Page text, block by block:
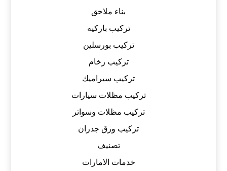
بناء ملاحق
تركيب باركيه
تركيب بورسلين
تركيب رخام
تركيب سيراميك
تركيب مظلات سيارات
تركيب مظلات وسواتر
تركيب ورق جدران
تصنيف
خدمات الامارات